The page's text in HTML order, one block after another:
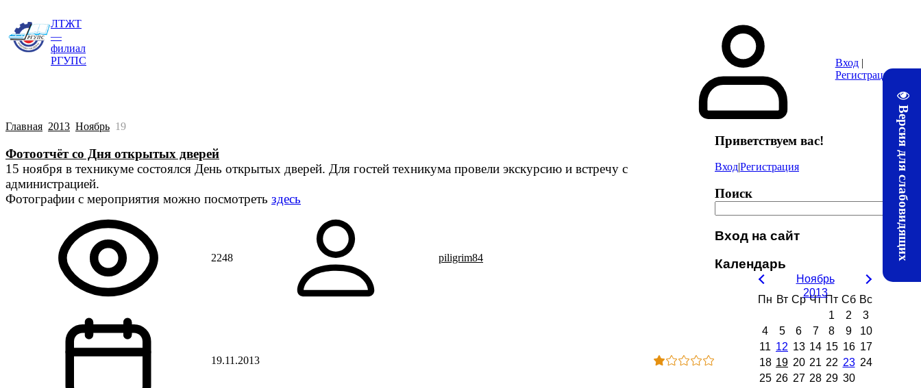
Версия для слабовидящих
ЛТЖТ
—
филиал
РГУПС
Методические материалы ЛТЖТ
Вход|
Регистрация
Главная 2013 Ноябрь 19
Фотоотчёт со Дня открытых дверей
15 ноября в техникуме состоялся День открытых дверей. Для гостей техникума провели экскурсию и встречу с
администрацией.
Фотографии с мероприятия можно посмотреть здесь
2248 piligrim84
19.11.2013
Приветствуем вас!
Вход|Регистрация
Поиск
Вход на сайт
Календарь
Ноябрь
2013
Пн Вт Ср Чт Пт Сб Вс
1
2
3
4
5 6 7 8 9
10
11 12 13 14 15 16 17
18 19 20 21 22 23 24
25 26 27 28 29 30